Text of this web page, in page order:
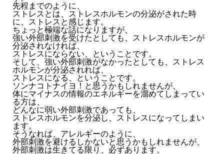
先程までのように、
ストレスとは、ストレスホルモンの分泌がされた時
に、ストレスと感じます。
ちょっと極端な話になりますが、
強い外部刺激を受けたとしても、ストレスホルモンが
分泌されなければ、
ストレスにならない、ということです。
そして、強い外部刺激がなかったとしても、ストレス
ホルモンが分泌されれば、
ストレスになる、ということです。
ソンナコトナイヨ！と思うかもしれませんが、
体にマイナスの情報のエネルギーを溜めてしまってい
る方は、
どんなに弱い外部刺激であっても、
ストレスホルモンを分泌し、ストレスになってしまい
ます。
そうなれば、アレルギーのように、
外部刺激を避けるしかないと思うかもしれませんが、
外部刺激は生きてる限り、必ずあります。